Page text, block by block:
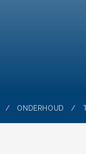
/ ONDERHOUD /